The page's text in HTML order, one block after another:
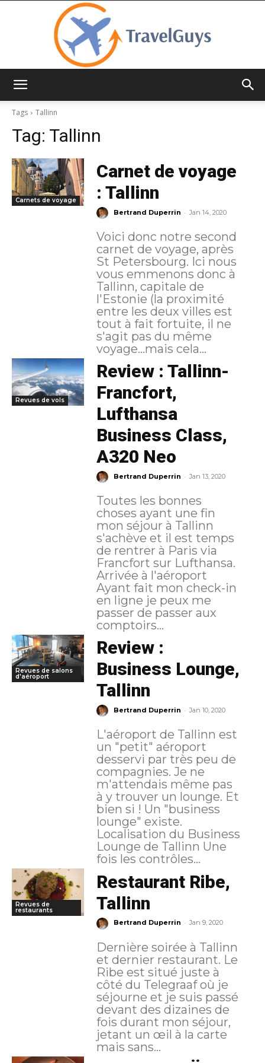
Tags
Tallinn
Tag: Tallinn
Carnets de voyage
Carnet de voyage
: Tallinn
Bertrand Duperrin - Jan 14, 2020
Voici donc notre second
carnet de voyage, après
St Petersbourg. Ici nous
vous emmenons donc à
Tallinn, capitale de
l'Estonie (la proximité
entre les deux villes est
tout à fait fortuite, il ne
s'agit pas du même
voyage...mais cela...
Revues de vols
Review : Tallinn-
Francfort,
Lufthansa
Business Class,
A320 Neo
Bertrand Duperrin - Jan 13, 2020
Toutes les bonnes
choses ayant une fin
mon séjour à Tallinn
s'achève et il est temps
de rentrer à Paris via
Francfort sur Lufthansa.
Arrivée à l'aéroport
Ayant fait mon check-in
en ligne je peux me
passer de passer aux
comptoirs...
Revues de salons
d'aéroport
Review :
Business Lounge,
Tallinn
Bertrand Duperrin - Jan 10, 2020
L'aéroport de Tallinn est
un "petit" aéroport
desservi par très peu de
compagnies. Je ne
m'attendais même pas
à y trouver un lounge. Et
bien si ! Un "business
lounge" existe.
Localisation du Business
Lounge de Tallinn Une
fois les contrôles...
Revues de
restaurants
Restaurant Ribe,
Tallinn
Bertrand Duperrin - Jan 9, 2020
Dernière soirée à Tallinn
et dernier restaurant. Le
Ribe est situé juste à
côté du Telegraaf où je
séjourne et je suis passé
devant des dizaines de
fois durant mon séjour,
jetant un œil à la carte
mais sans...